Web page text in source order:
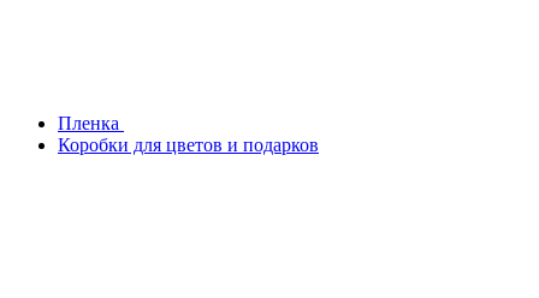
Плeнка
Коробки для цветов и подарков